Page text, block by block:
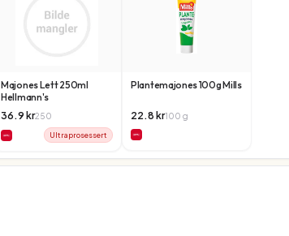
Majones Lett 250ml
Hellmann's
36.9 kr250
Ultraprosessert
Plantemajones 100g Mills
22.8 kr100 g